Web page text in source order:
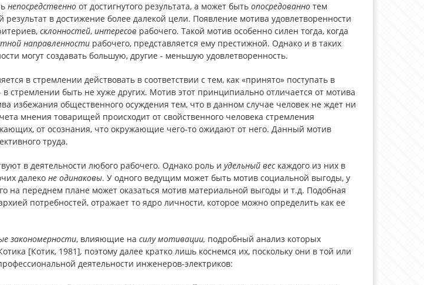
непосредственноот достигнутого результата, а может быть опосредованнотем
в достижение более далекой цели. Появление мотива удовлетворенности
склонностей, интересов рабочего. Такой мотив особенно силен тогда, когда
направленностирабочего, представляется ему престижной. Однако и в таких
могут создавать большую, другие - меньшую удовлетворенность.
в стремлении действовать в соответствии с тем, как «принято» поступать в
стремлении быть не хуже других. Мотив этот принципиально отличается от мотива
избежания общественного осуждения тем, что в данном случае человек не ждет ни
мнения товарищей происходит от свойственного человека стремления
от осознания, что окружающие чего-то ожидают от него. Данный мотив
труда.
в деятельности любого рабочего. Однако роль и удельный вес каждого из них в
далеконе одинаковы. У одного ведущим может быть мотив социальной выгоды, у
на переднем плане может оказаться мотив материальной выгоды и т.д. Подобная
потребностей, отражает то ядро личности, которое можно определить как ее
закономерности, влияющие на силу мотивации, подробный анализ которых
[Котик, 1981], поэтому далее кратко лишь коснемся их, поскольку они в той или
деятельности инженеров-электриков: